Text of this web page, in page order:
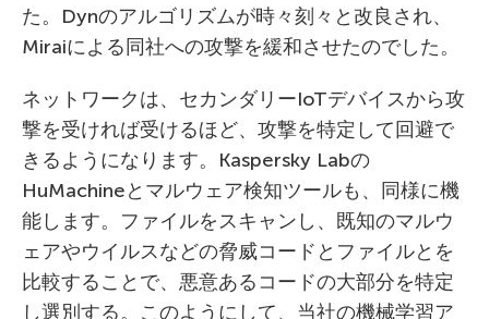
た。Dynのアルゴリズムが時々刻々と改良され、
Miraiによる同社への攻撃を緩和させたのでした。
ネットワークは、セカンダリーIoTデバイスから攻
撃を受ければ受けるほど、攻撃を特定して回避で
きるようになります。Kaspersky Labの
HuMachineとマルウェア検知ツールも、同様に機
能します。ファイルをスキャンし、既知のマルウ
ェアやウイルスなどの脅威コードとファイルとを
比較することで、悪意あるコードの大部分を特定
し選別する。このようにして、当社の機械学習ア